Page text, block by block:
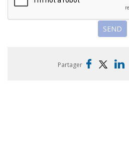
Partager